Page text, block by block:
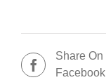
Share On
Facebook